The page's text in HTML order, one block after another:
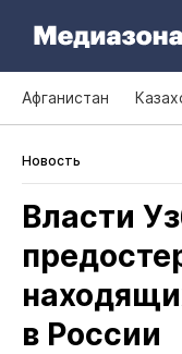
Афганистан
Новость
Власти
в России